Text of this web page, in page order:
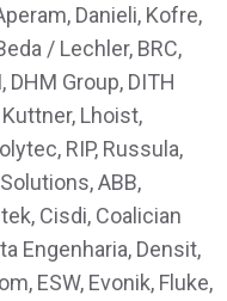
Danieli, Kofre,
/ Lechler, BRC,
DHM Group, DITH
Lhoist,
RIP, Russula,
ABB,
Cisdi, Coalician
Engenharia, Densit,
ESW, Evonik, Fluke,